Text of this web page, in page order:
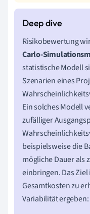
Risikobewertung
Carlo-
statistische Modell
Szenarien eines
Ein solches Modell
zufälliger
beispielsweise die
mögliche Dauer als
einbringen. Das
Gesamtkosten zu
Variabilität ergeben: